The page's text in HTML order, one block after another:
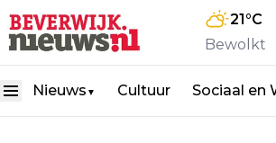
21°C
Bewolkt
Nieuws ▼ Cultuur Sociaal en